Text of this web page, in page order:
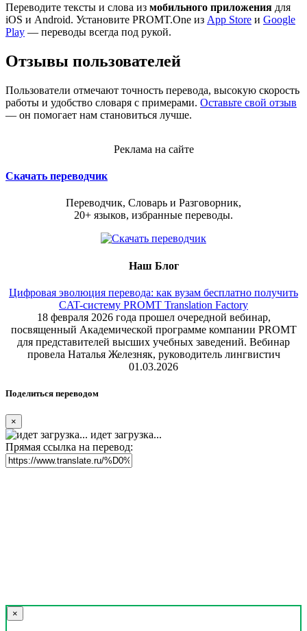
Переводите тексты и слова из мобильного приложения для
iOS и Android. Установите PROMT.One из App Store и Google
Play — переводы всегда под рукой.
Отзывы пользователей
Пользователи отмечают точность перевода, высокую скорость
работы и удобство словаря с примерами. Оставьте свой отзыв
— он помогает нам становиться лучше.
Реклама на сайте
Скачать переводчик
Переводчик, Словарь и Разговорник,
20+ языков, избранные переводы.
Наш Блог
Цифровая эволюция перевода: как вузам бесплатно получить
CAT-систему PROMT Translation Factory
18 февраля 2026 года прошел очередной вебинар,
посвященный Академической программе компании PROMT
для представителей высших учебных заведений. Вебинар
провела Наталья Железняк, руководитель лингвистич
01.03.2026
Поделиться переводом
×
идет загрузка...
Прямая ссылка на перевод:
×